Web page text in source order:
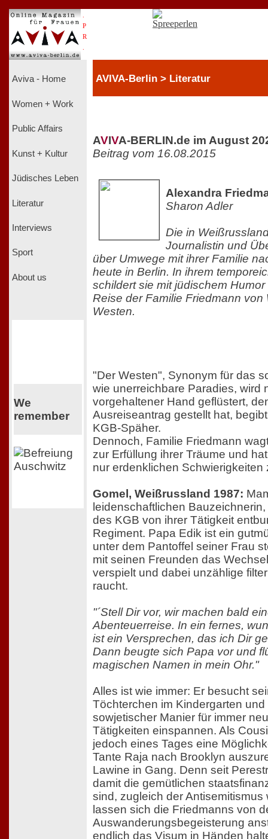
P
R
Aviva - Home
Women + Work
Public Affairs
Kunst + Kultur
Jüdisches Leben
Literatur
Interviews
Sport
About us
We
remember
AVIVA-Berlin > Literatur
AVIVA-BERLIN.de im August
Beitrag vom 16.08.2015
Alexandra
Sharon Adler
Die in
Journalistin und
über Umwege mit ihrer Familie
heute in Berlin. In ihrem
schildert sie mit jüdischem
Reise der Familie Friedmann
Westen.
"Der Westen", Synonym für das
wie unerreichbare Paradies, wird
vorgehaltener Hand geflüstert,
Ausreiseantrag gestellt hat,
KGB-Späher.
Dennoch, Familie Friedmann
zur Erfüllung ihrer Träume und
nur erdenklichen Schwierigkeiten
Gomel, Weißrussland 1987:
leidenschaftlichen
des KGB von ihrer Tätigkeit
Regiment. Papa Edik ist ein
unter dem Pantoffel seiner Frau
mit seinen Freunden das
verspielt und dabei unzählige
raucht.
"´Stell Dir vor, wir machen bald
Abenteuerreise. In ein fernes,
ist ein Versprechen, das ich Dir
Dann beugte sich Papa vor und
magischen Namen in mein Ohr."
Alles ist wie immer: Er besucht
Töchterchen im Kindergarten
sowjetischer Manier für immer
Tätigkeiten einspannen. Als
jedoch eines Tages eine
Tante Raja nach Brooklyn
Lawine in Gang. Denn seit
damit die gemütlichen
sind, zugleich der Antisemitismus
lassen sich die Friedmanns von
Auswanderungsbegeisterung
endlich das Visum in Händen